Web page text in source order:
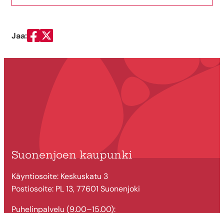
Jaa:
Jaa Facebookissa
Jaa Twitterissä
Suonenjoen kaupunki
Käyntiosoite: Keskuskatu 3
Postiosoite: PL 13, 77601 Suonenjoki
Puhelinpalvelu (9.00–15.00):